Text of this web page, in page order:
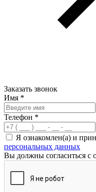
Заказать звонок
Имя *
Телефон *
Я ознакомлен(а) и
персональных данных
Вы должны согласиться с